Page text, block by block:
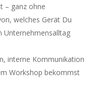
– ganz ohne
welches Gerät Du
Unternehmensalltag
interne Kommunikation
Workshop bekommst